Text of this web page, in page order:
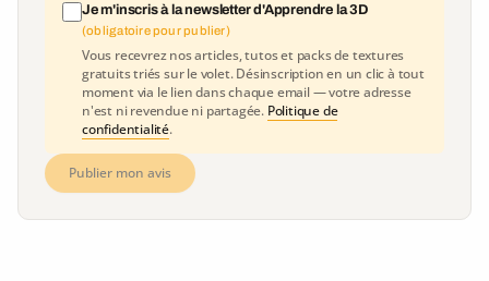
Je m'inscris à la newsletter d'Apprendre la 3D
(obligatoire pour publier)
Vous recevrez nos articles, tutos et packs de textures
gratuits triés sur le volet. Désinscription en un clic à tout
moment via le lien dans chaque email — votre adresse
n'est ni revendue ni partagée. Politique de
confidentialité.
Publier mon avis